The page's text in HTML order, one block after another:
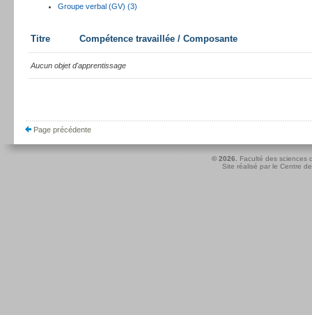
Groupe verbal (GV) (3)
Titre Compétence travaillée / Composante
Aucun objet d'apprentissage
Page précédente
© 2026.
Faculté des sciences
Site réalisé par le Centre